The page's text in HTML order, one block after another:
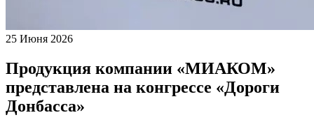
25 Июня 2026
Продукция компании «МИАКОМ»
представлена на конгрессе «Дороги
Донбасса»